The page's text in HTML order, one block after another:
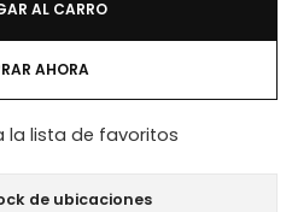
AL CARRO
AHORA
la lista de favoritos
de ubicaciones